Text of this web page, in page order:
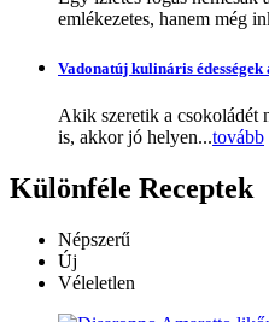
emlékezetes, hanem még
Vadonatúj kulináris édességek
Akik szeretik a csokoládét
is, akkor jó helyen...tovább
Különféle Receptek
Népszerű
Új
Véleletlen